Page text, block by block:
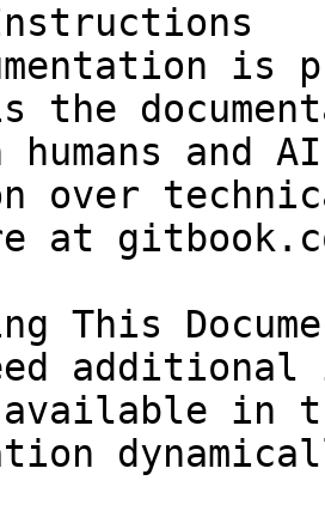
is
the
and
over
at
This
in